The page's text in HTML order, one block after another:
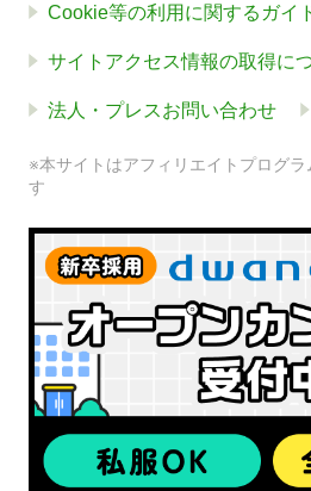
Cookie等の利用に関するガイ
サイトアクセス情報の取得に
法人・プレスお問い合わせ
※本サイトはアフィリエイトプログ
す